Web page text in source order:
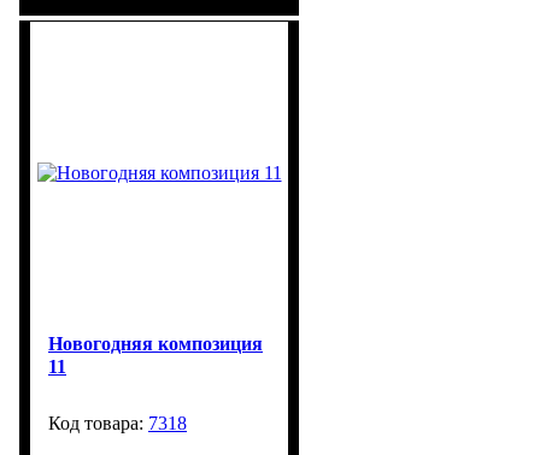
Новогодняя композиция
11
7318